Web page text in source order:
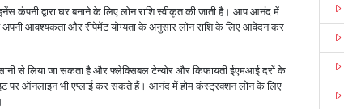
कंपनी द्वारा घर बनाने के लिए लोन राशि स्वीकृत की जाती है। आप आनंद में
आवश्यकता और रीपेमेंट योग्यता के अनुसार लोन राशि के लिए आवेदन कर
से लिया जा सकता है और फ्लेक्सिबल टेन्योर और किफायती ईएमआई दरों के
पर ऑनलाइन भी एप्लाई कर सकते हैं। आनंद में होम कंस्ट्रक्शन लोन के लिए